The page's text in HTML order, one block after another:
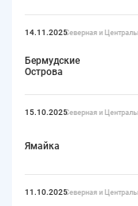
14.11.2025Северная и
Бермудские
Острова
15.10.2025Северная и
Ямайка
11.10.2025Северная и